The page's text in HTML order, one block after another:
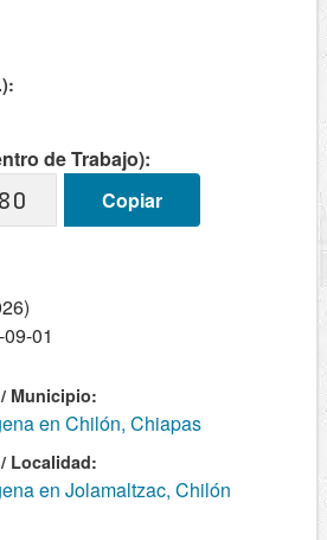
de Trabajo):
Copiar
01
Municipio:
en Chilón, Chiapas
Localidad:
en Jolamaltzac, Chilón